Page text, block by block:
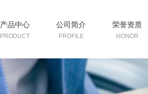
产品中心
PRODUCT
公司简介
PROFILE
荣誉资质
HONOR